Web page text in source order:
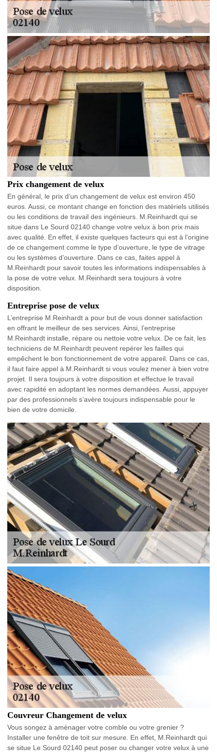
Prix changement de velux
En général, le prix d’un changement de velux est environ 450
euros. Aussi, ce montant change en fonction des matériels utilisés
ou les conditions de travail des ingénieurs. M.Reinhardt qui se
situe dans Le Sourd 02140 change votre velux à bon prix mais
avec qualité. En effet, il existe quelques facteurs qui est à l’origine
de ce changement comme le type d’ouverture, le type de vitrage
ou les systèmes d’ouverture. Dans ce cas, faites appel à
M.Reinhardt pour savoir toutes les informations indispensables à
la pose de votre velux. M.Reinhardt sera toujours à votre
disposition.
Entreprise pose de velux
L’entreprise M.Reinhardt a pour but de vous donner satisfaction
en offrant le meilleur de ses services. Ainsi, l’entreprise
M.Reinhardt installe, répare ou nettoie votre velux. De ce fait, les
techniciens de M.Reinhardt peuvent repérer les failles qui
empêchent le bon fonctionnement de votre appareil. Dans ce cas,
il faut faire appel à M.Reinhardt si vous voulez mener à bien votre
projet. Il sera toujours à votre disposition et effectue le travail
avec rapidité en adoptant les normes demandées. Aussi, appuyer
par des professionnels s’avère toujours indispensable pour le
bien de votre domicile.
Couvreur Changement de velux
Vous songez à aménager votre comble ou votre grenier ?
Installer une fenêtre de toit sur mesure. En effet, M.Reinhardt qui
se situe Le Sourd 02140 peut poser ou changer votre velux à une